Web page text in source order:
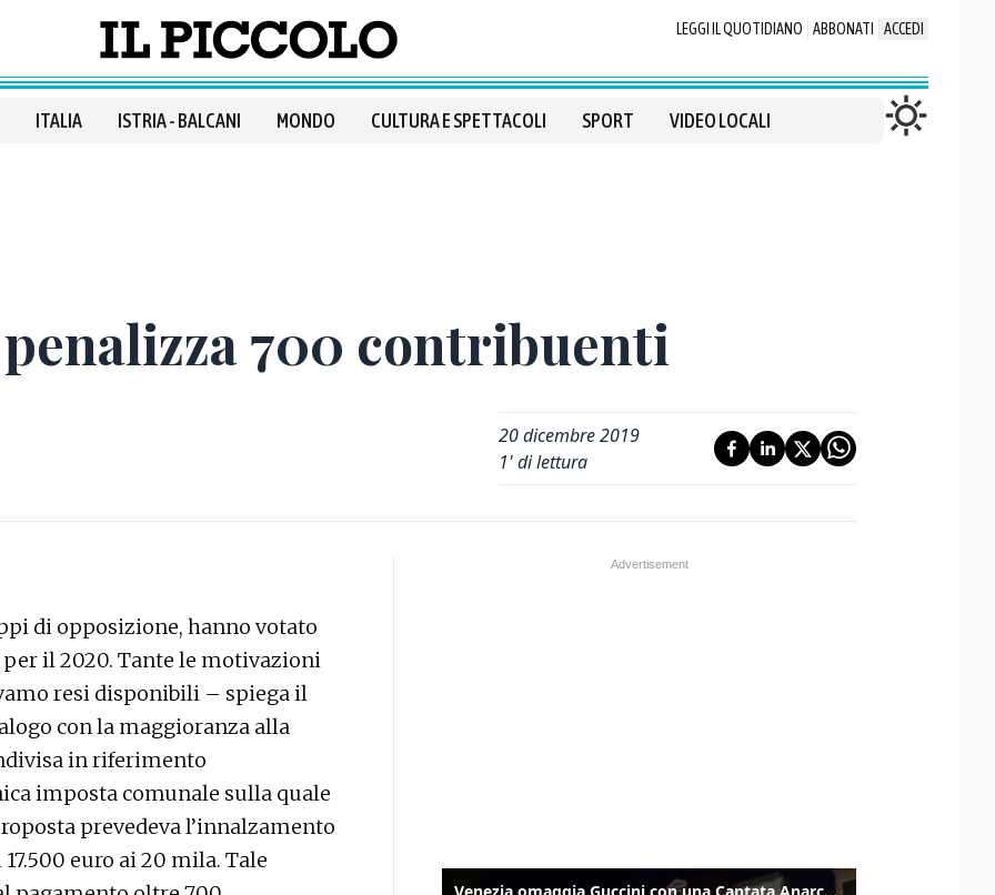
LEGGI IL QUOTIDIANO ABBONATI ACCEDI
ITALIA ISTRIA - BALCANI MONDO CULTURA E SPETTACOLI SPORT VIDEO LOCALI
700 contribuenti
20 dicembre 2019
1' di lettura
di opposizione, hanno votato
il 2020. Tante le motivazioni
resi disponibili – spiega il
con la maggioranza alla
in riferimento
imposta comunale sulla quale
prevedeva l’innalzamento
euro ai 20 mila. Tale